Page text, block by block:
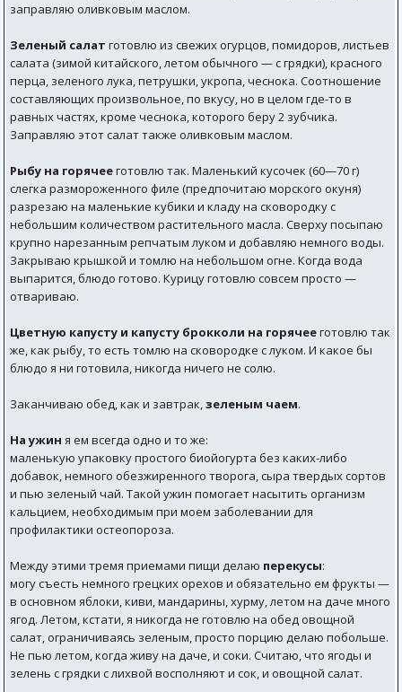
заправляю оливковым маслом.
Зеленый салатготовлю из свежих огурцов, помидоров, листьев
салата (зимой китайского, летом обычного — с грядки), красного
перца, зеленого лука, петрушки, укропа, чеснока. Соотношение
составляющих произвольное, по вкусу, но в целом где-то в
равных частях, кроме чеснока, которого беру 2 зубчика.
Заправляю этот салат также оливковым маслом.
Рыбу на горячееготовлю так. Маленький кусочек (60—70 г)
слегка размороженного филе (предпочитаю морского окуня)
разрезаю на маленькие кубики и кладу на сковородку с
небольшим количеством растительного масла. Сверху посыпаю
крупно нарезанным репчатым луком и добавляю немного воды.
Закрываю крышкой и томлю на небольшом огне. Когда вода
выпарится, блюдо готово. Курицу готовлю совсем просто —
отвариваю.
Цветную капусту и капусту брокколи на горячееготовлю так
же, как рыбу, то есть томлю на сковородке с луком. И какое бы
блюдо я ни готовила, никогда ничего не солю.
Заканчиваю обед, как и завтрак,зеленым чаем.
На ужиня ем всегда одно и то же:
маленькую упаковку простого биойогурта без каких-либо
добавок, немного обезжиренного творога, сыра твердых сортов
и пью зеленый чай. Такой ужин помогает насытить организм
кальцием, необходимым при моем заболевании для
профилактики остеопороза.
Между этими тремя приемами пищи делаю перекусы:
могу съесть немного грецких орехов и обязательно ем фрукты —
в основном яблоки, киви, мандарины, хурму, летом на даче много
ягод. Летом, кстати, я никогда не готовлю на обед овощной
салат, ограничиваясь зеленым, просто порцию делаю побольше.
Не пью летом, когда живу на даче, и соки. Считаю, что ягоды и
зелень с грядки с лихвой восполняют и сок, и овощной салат.